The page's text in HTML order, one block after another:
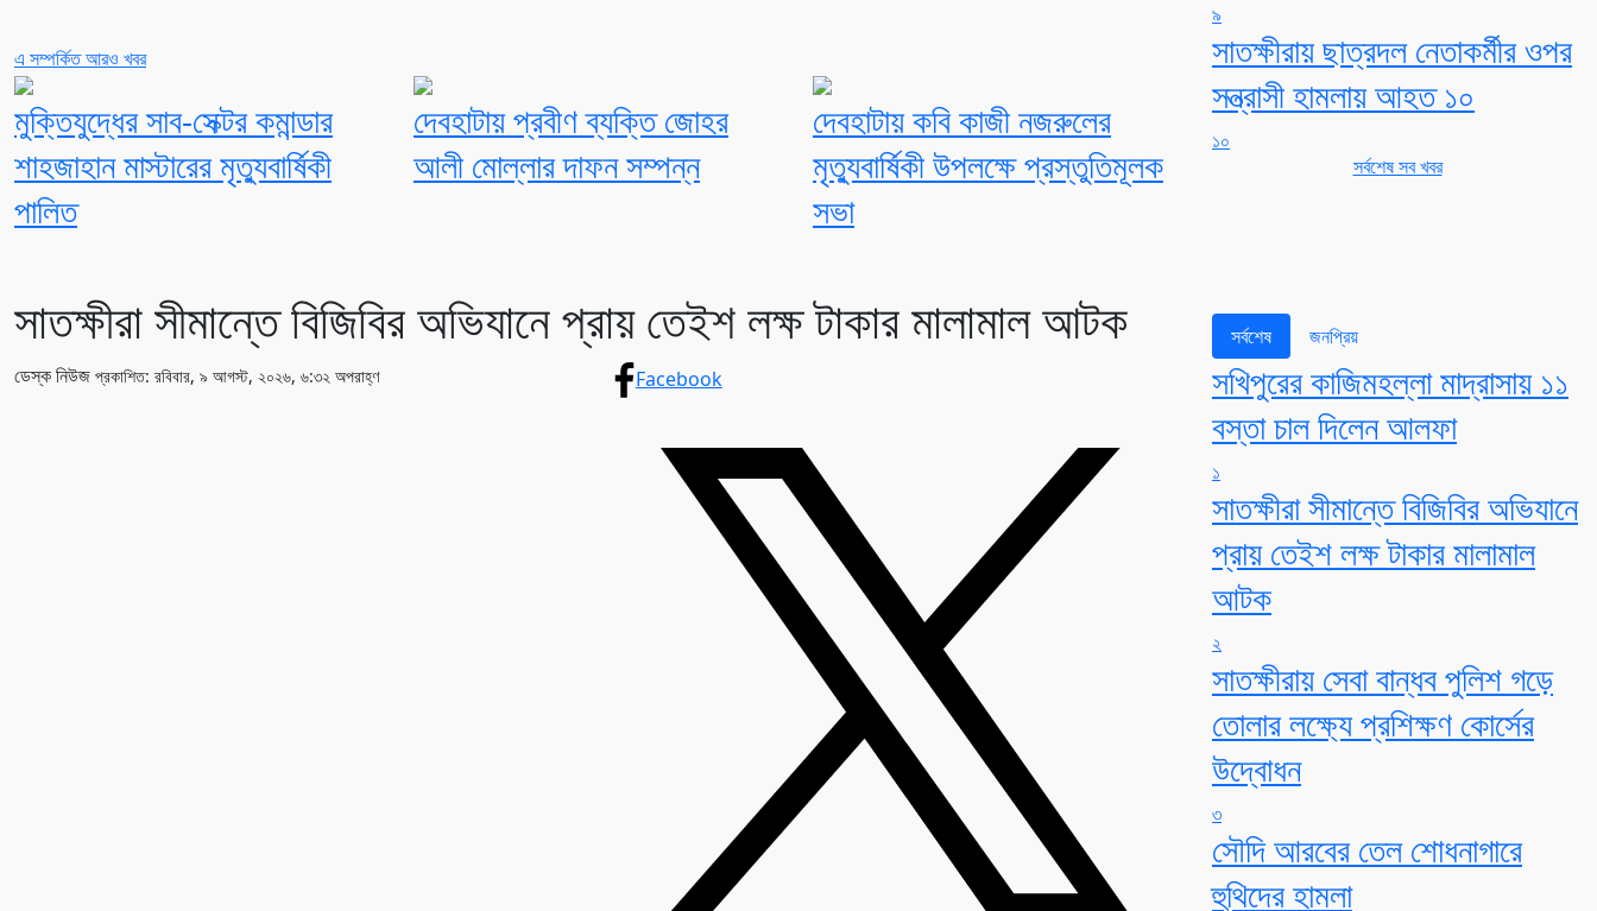
এ সম্পর্কিত আরও খবর
মুক্তিযুদ্ধের সাব-সেক্টর কমান্ডার
শাহজাহান মাস্টারের মৃত্যুবার্ষিকী
পালিত
দেবহাটায় প্রবীণ ব্যক্তি জোহর
আলী মোল্লার দাফন সম্পন্ন
দেবহাটায় কবি কাজী নজরুলের
মৃত্যুবার্ষিকী উপলক্ষে প্রস্তুতিমূলক
সভা
৯
সাতক্ষীরায় ছাত্রদল নেতাকর্মীর ওপর
সন্ত্রাসী হামলায় আহত ১০
১০
সর্বশেষ সব খবর
সাতক্ষীরা সীমান্তে বিজিবির অভিযানে প্রায় তেইশ লক্ষ টাকার মালামাল আটক
ডেস্ক নিউজ প্রকাশিত: রবিবার, ৯ আগস্ট, ২০২৬, ৬:৩২ অপরাহ্ণ Facebook
সর্বশেষ জনপ্রিয়
সখিপুরের কাজিমহল্লা মাদ্রাসায় ১১
বস্তা চাল দিলেন আলফা
১
সাতক্ষীরা সীমান্তে বিজিবির অভিযানে
প্রায় তেইশ লক্ষ টাকার মালামাল
আটক
২
সাতক্ষীরায় সেবা বান্ধব পুলিশ গড়ে
তোলার লক্ষ্যে প্রশিক্ষণ কোর্সের
উদ্বোধন
৩
সৌদি আরবের তেল শোধনাগারে
হুথিদের হামলা